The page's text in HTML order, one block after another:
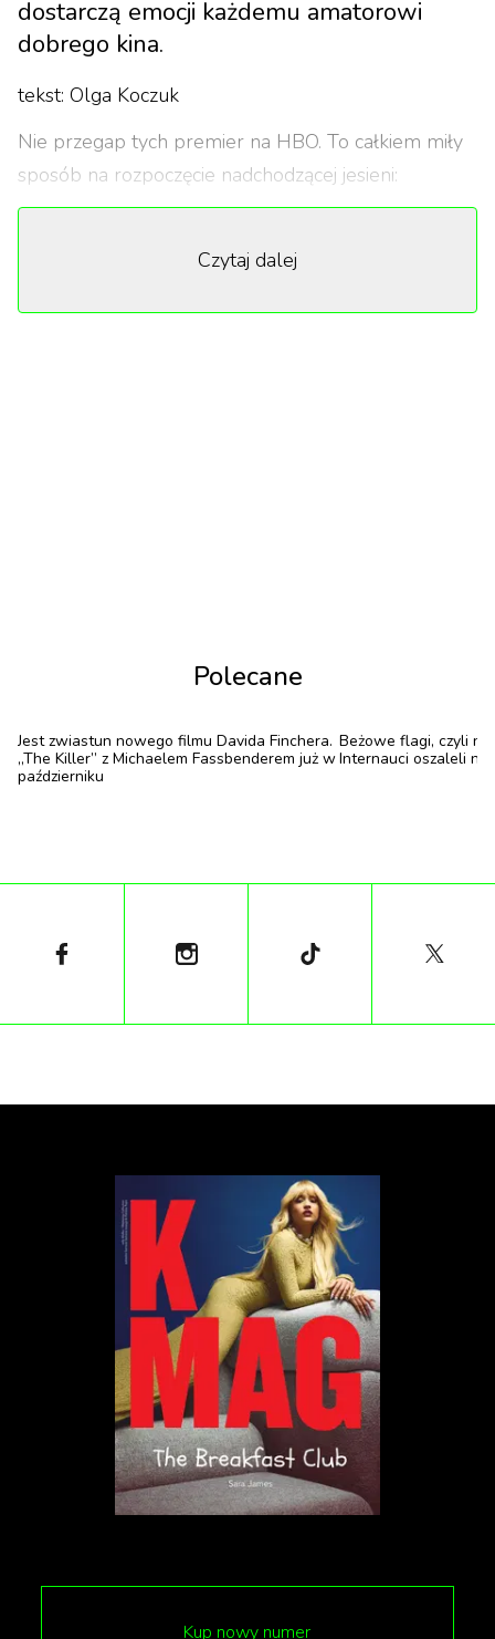
dostarczą emocji każdemu amatorowi
dobrego kina.
tekst: Olga Koczuk
Nie przegap tych premier na HBO. To całkiem miły
sposób na rozpoczęcie nadchodzącej jesieni:
poszukiwania sprawcy.
Czytaj dalej
Polecane
Jest zwiastun nowego filmu Davida Finchera.
„The Killer” z Michaelem Fassbenderem już w
październiku
Beżowe flagi, czyli
Internauci oszaleli na
Kup nowy numer